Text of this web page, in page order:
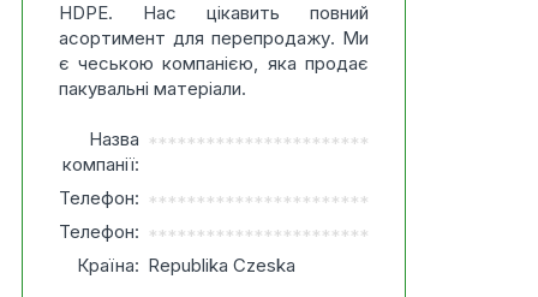
HDPE. Нас цікавить повний
асортимент для перепродажу. Ми
є чеською компанією, яка продає
пакувальні матеріали.
Назва
компанії:
***********************
Телефон: ***********************
Телефон: ***********************
Країна: Republika Czeska